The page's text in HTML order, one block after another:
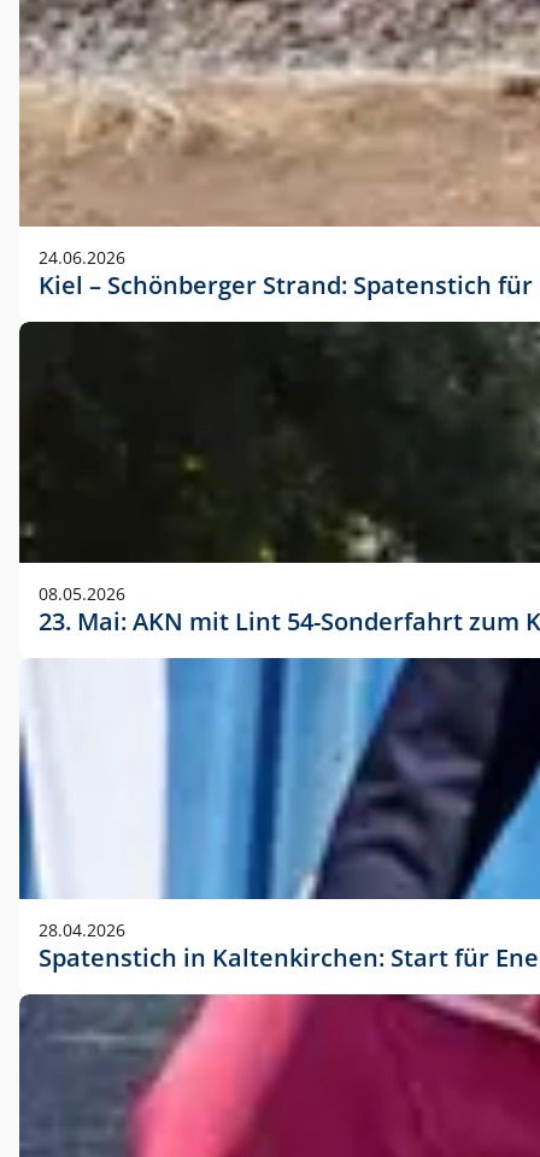
24.06.2026
Kiel – Schönberger Strand: Spatenstich
08.05.2026
23. Mai: AKN mit Lint 54-Sonderfahrt
28.04.2026
Spatenstich in Kaltenkirchen: Start für